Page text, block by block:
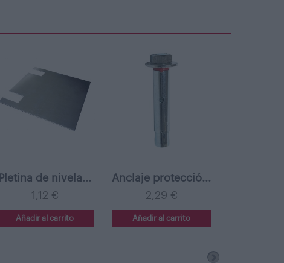
Pletina de nivela...
1,12 €
Añadir al carrito
Anclaje protecció...
2,29 €
Añadir al carrito